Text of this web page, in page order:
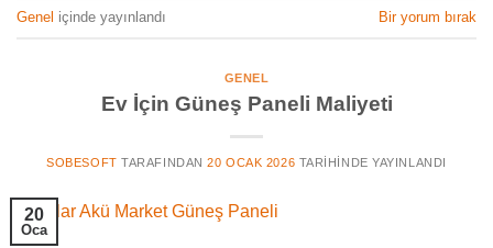
Genel içinde yayınlandı Bir yorum bırak
GENEL
Ev İçin Güneş Paneli Maliyeti
SOBESOFT TARAFINDAN 20 OCAK 2026 TARIHINDE YAYINLANDI
20
Oca